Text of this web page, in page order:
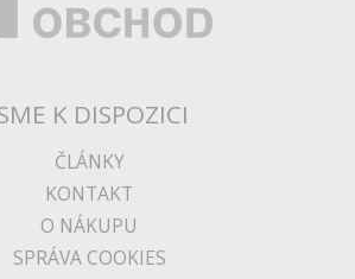
K DISPOZICI
ČLÁNKY
KONTAKT
O NÁKUPU
SPRÁVA COOKIES